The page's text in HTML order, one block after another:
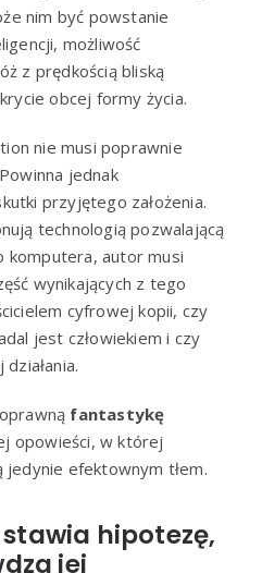
nim być powstanie
możliwość
z prędkością bliską
obcej formy życia.
nie musi poprawnie
jednak
przyjętego założenia.
technologią pozwalającą
komputera, autor musi
wynikających z tego
cyfrowej kopii, czy
jest człowiekiem i czy
fantastykę
opowieści, w której
efektownym tłem.
hipotezę,
jej